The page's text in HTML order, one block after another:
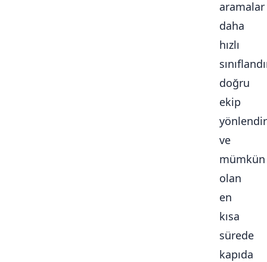
aramalar
daha
hızlı
doğru
ekip
ve
mümkün
olan
en
kısa
sürede
kapıda